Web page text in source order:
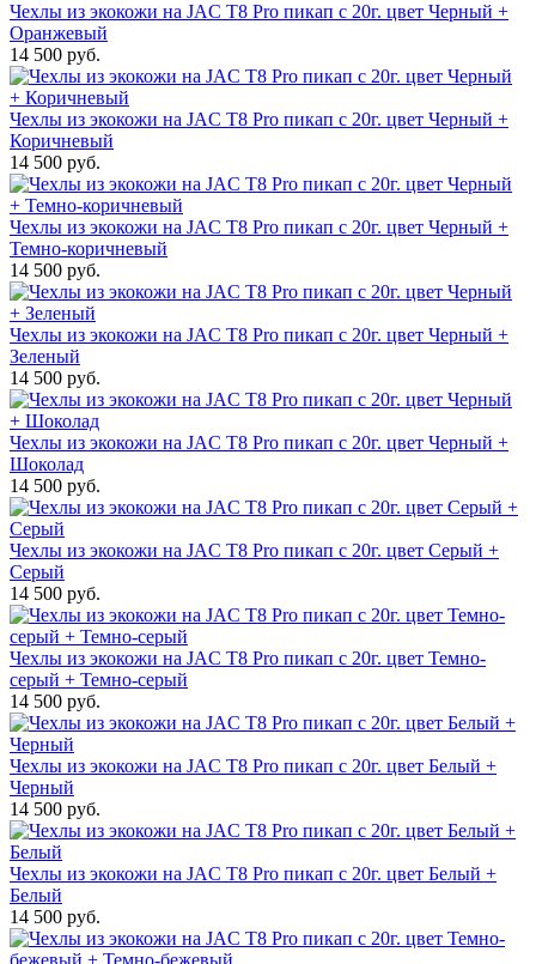
Чехлы из экокожи на JAC T8 Pro пикап с 20г. цвет Черный +
Оранжевый
14 500 руб.
Чехлы из экокожи на JAC T8 Pro пикап с 20г. цвет Черный +
Коричневый
14 500 руб.
Чехлы из экокожи на JAC T8 Pro пикап с 20г. цвет Черный +
Темно-коричневый
14 500 руб.
Чехлы из экокожи на JAC T8 Pro пикап с 20г. цвет Черный +
Зеленый
14 500 руб.
Чехлы из экокожи на JAC T8 Pro пикап с 20г. цвет Черный +
Шоколад
14 500 руб.
Чехлы из экокожи на JAC T8 Pro пикап с 20г. цвет Серый +
Серый
14 500 руб.
Чехлы из экокожи на JAC T8 Pro пикап с 20г. цвет Темно-
серый + Темно-серый
14 500 руб.
Чехлы из экокожи на JAC T8 Pro пикап с 20г. цвет Белый +
Черный
14 500 руб.
Чехлы из экокожи на JAC T8 Pro пикап с 20г. цвет Белый +
Белый
14 500 руб.